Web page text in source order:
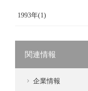
1993年(1)
関連情報
企業情報